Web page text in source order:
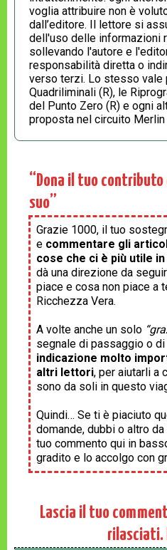
voglia attribuire non è
dall’editore. Il lettore si
dell'uso delle informazioni
sollevando l'autore e
responsabilità diretta o
verso terzi. Lo stesso vale
Quadriliminali (R), le
del Punto Zero (R) e ogni
proposta nel circuito Merlin
“Dona il tuo
suo”
Grazie 1000, il tuo
e commentare gli
cose che ci è più utile
dà una direzione da
piace e cosa non piace a
Ricchezza Vera.
A volte anche un solo
segnale di passaggio o di
indicazione molto
altri lettori, per aiutarli a
sono da soli in questo
Quindi… Se ti è piaciuto
domande, dubbi o altro
tuo commento qui in
gradito e lo accolgo con
Lascia il tuo
rilasciati.